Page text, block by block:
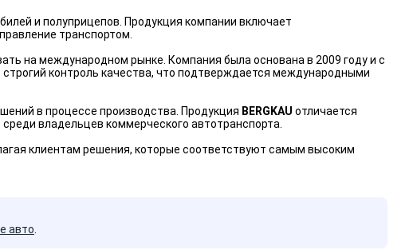
и полуприцепов. Продукция компании включает
транспортом.
на международном рынке. Компания была основана в 2009 году и с
контроль качества, что подтверждается международными
в процессе производства. Продукция BERGKAU отличается
владельцев коммерческого автотранспорта.
клиентам решения, которые соответствуют самым высоким
авто